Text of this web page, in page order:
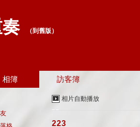
（到舊版）
相簿 訪客簿
相片自動播放
223